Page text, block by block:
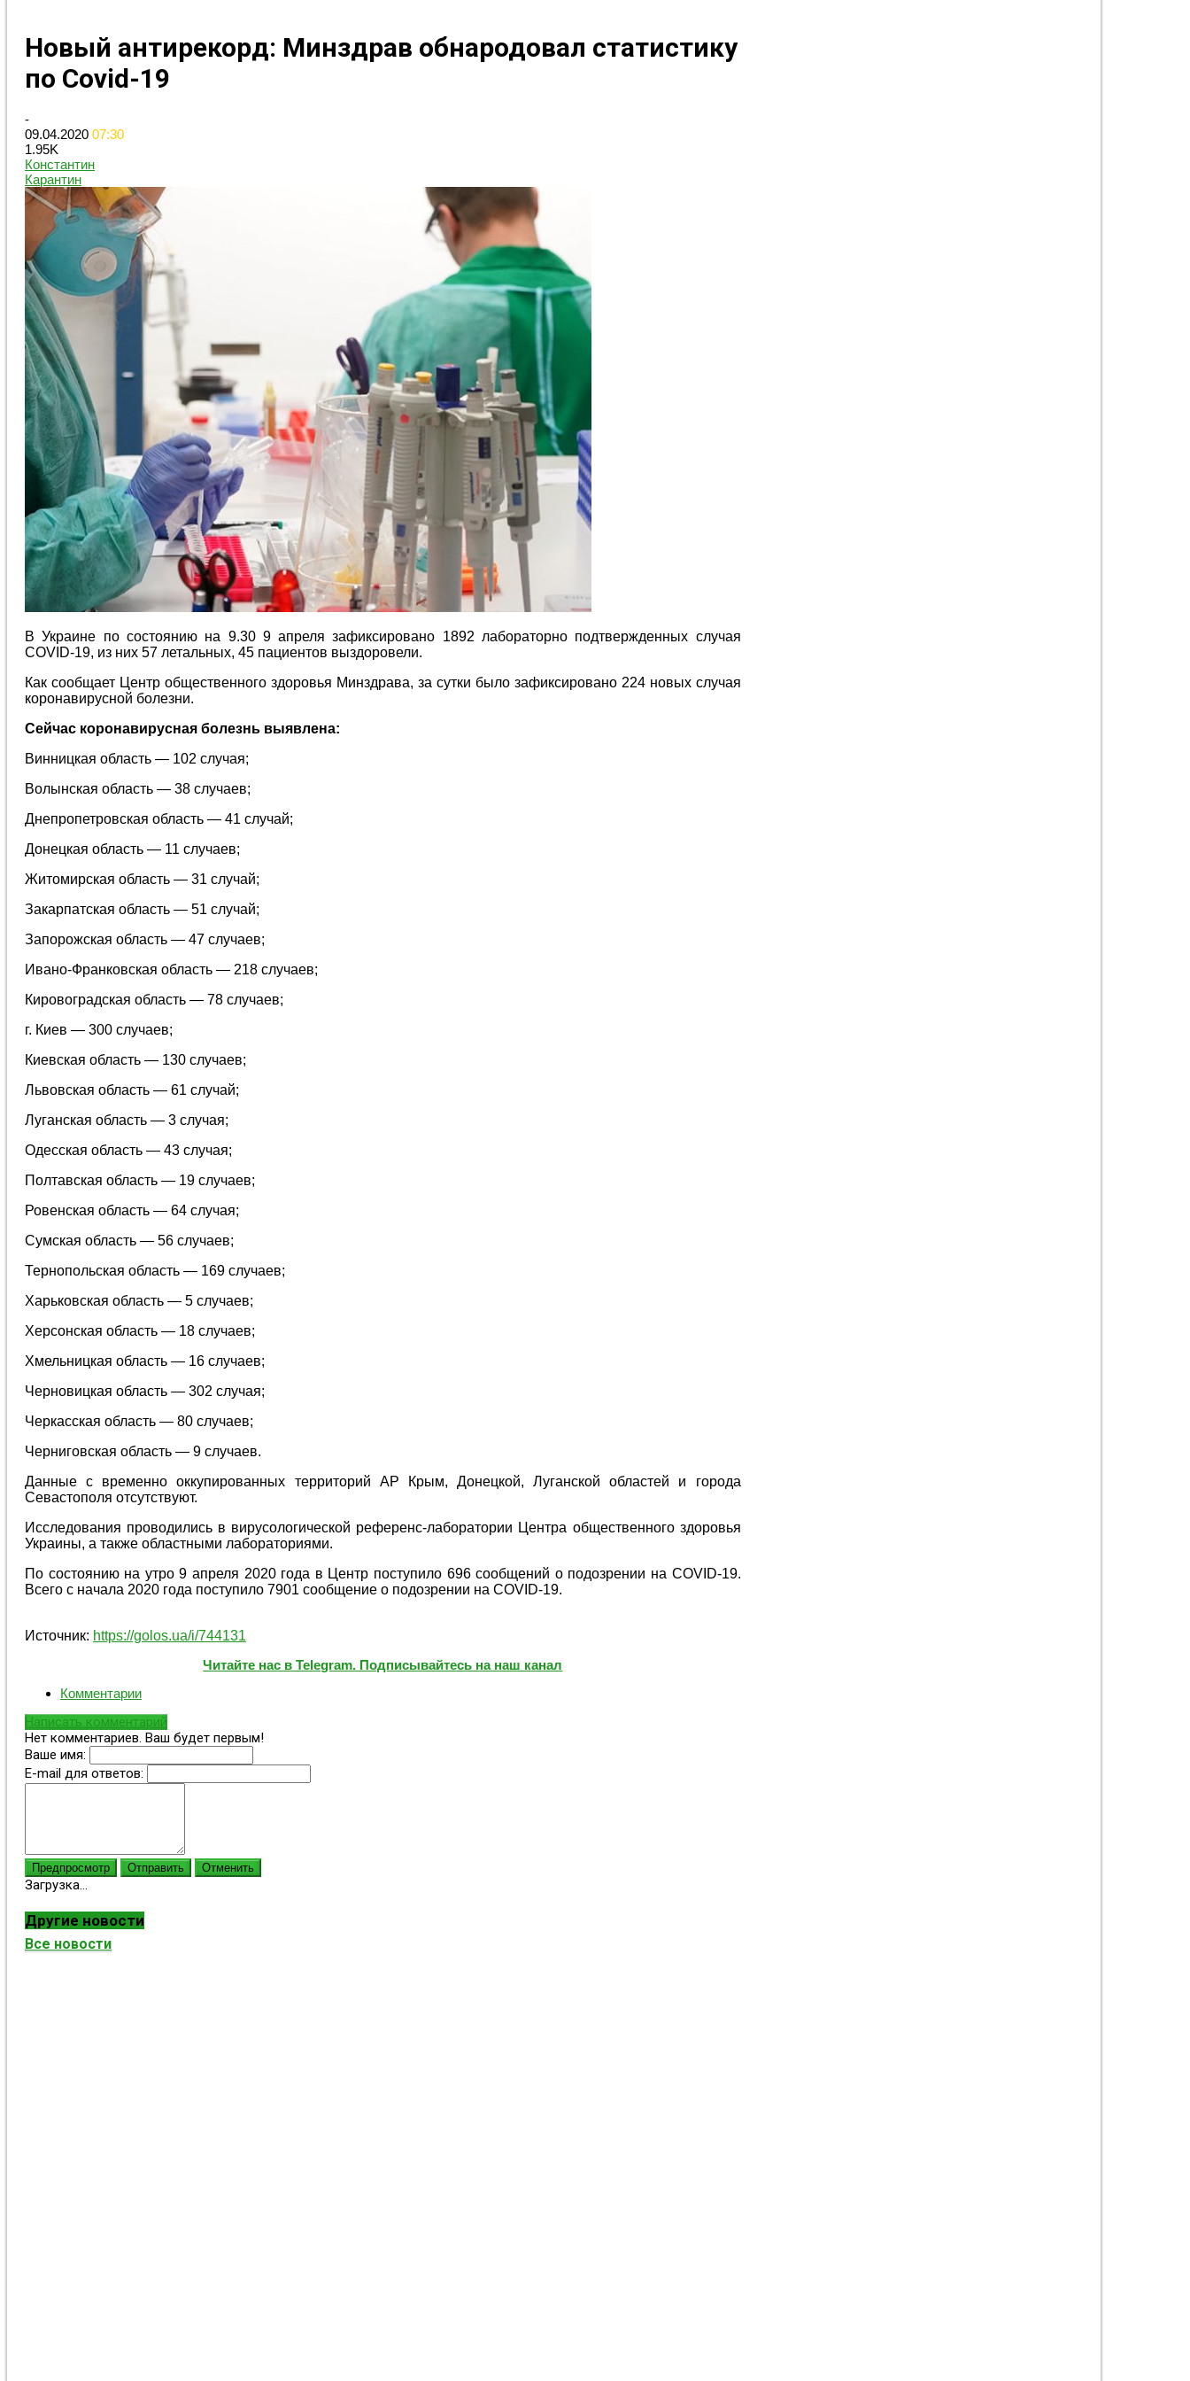
Новый антирекорд: Минздрав обнародовал статистику
по Сovid-19
-
09.04.2020 07:30
1.95K
Константин
Карантин
В Украине по состоянию на 9.30 9 апреля зафиксировано 1892 лабораторно подтвержденных случая
COVID-19, из них 57 летальных, 45 пациентов выздоровели.
Как сообщает Центр общественного здоровья Минздрава, за сутки было зафиксировано 224 новых случая
коронавирусной болезни.
Сейчас коронавирусная болезнь выявлена:
Винницкая область — 102 случая;
Волынская область — 38 случаев;
Днепропетровская область — 41 случай;
Донецкая область — 11 случаев;
Житомирская область — 31 случай;
Закарпатская область — 51 случай;
Запорожская область — 47 случаев;
Ивано-Франковская область — 218 случаев;
Кировоградская область — 78 случаев;
г. Киев — 300 случаев;
Киевская область — 130 случаев;
Львовская область — 61 случай;
Луганская область — 3 случая;
Одесская область — 43 случая;
Полтавская область — 19 случаев;
Ровенская область — 64 случая;
Сумская область — 56 случаев;
Тернопольская область — 169 случаев;
Харьковская область — 5 случаев;
Херсонская область — 18 случаев;
Хмельницкая область — 16 случаев;
Черновицкая область — 302 случая;
Черкасская область — 80 случаев;
Черниговская область — 9 случаев.
Данные с временно оккупированных территорий АР Крым, Донецкой, Луганской областей и города
Севастополя отсутствуют.
Исследования проводились в вирусологической референс-лаборатории Центра общественного здоровья
Украины, а также областными лабораториями.
По состоянию на утро 9 апреля 2020 года в Центр поступило 696 сообщений о подозрении на COVID-19.
Всего с начала 2020 года поступило 7901 сообщение о подозрении на COVID-19.
Источник: https://golos.ua/i/744131
Читайте нас в Telegram. Подписывайтесь на наш канал
Комментарии
Написать комментарий
Нет комментариев. Ваш будет первым!
Ваше имя:
E-mail для ответов:
Предпросмотр Отправить Отменить
Загрузка...
Другие новости
Все новости